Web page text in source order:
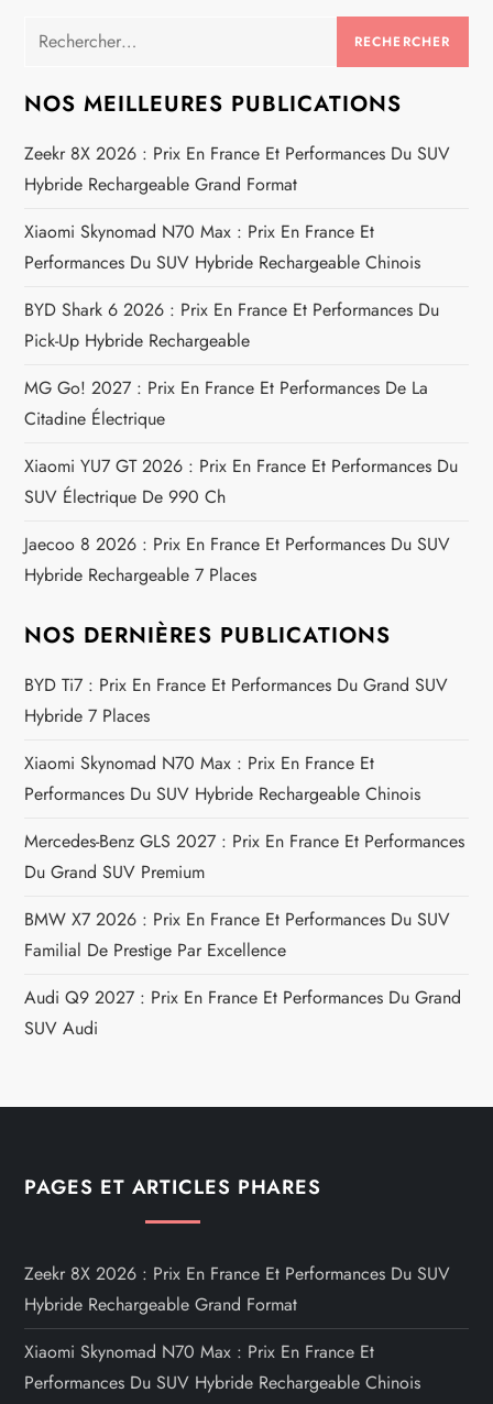
t
i
o
n
d
e
l
’
a
r
t
i
c
l
e
Rechercher :
NOS MEILLEURES PUBLICATIONS
Zeekr 8X 2026 : Prix En France Et Performances Du SUV
Hybride Rechargeable Grand Format
Xiaomi Skynomad N70 Max : Prix En France Et
Performances Du SUV Hybride Rechargeable Chinois
BYD Shark 6 2026 : Prix En France Et Performances Du
Pick-Up Hybride Rechargeable
MG Go! 2027 : Prix En France Et Performances De La
Citadine Électrique
Xiaomi YU7 GT 2026 : Prix En France Et Performances Du
SUV Électrique De 990 Ch
Jaecoo 8 2026 : Prix En France Et Performances Du SUV
Hybride Rechargeable 7 Places
NOS DERNIÈRES PUBLICATIONS
BYD Ti7 : Prix En France Et Performances Du Grand SUV
Hybride 7 Places
Xiaomi Skynomad N70 Max : Prix En France Et
Performances Du SUV Hybride Rechargeable Chinois
Mercedes-Benz GLS 2027 : Prix En France Et Performances
Du Grand SUV Premium
BMW X7 2026 : Prix En France Et Performances Du SUV
Familial De Prestige Par Excellence
Audi Q9 2027 : Prix En France Et Performances Du Grand
SUV Audi
PAGES ET ARTICLES PHARES
Zeekr 8X 2026 : Prix En France Et Performances Du SUV
Hybride Rechargeable Grand Format
Xiaomi Skynomad N70 Max : Prix En France Et
Performances Du SUV Hybride Rechargeable Chinois